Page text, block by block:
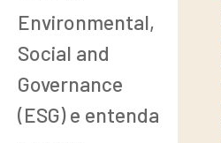
Environmental,
Social and
Governance
(ESG) e entenda